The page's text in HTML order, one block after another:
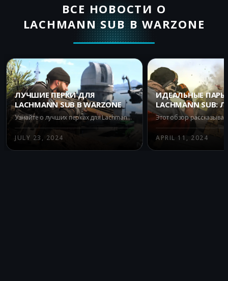
ВСЕ НОВОСТИ О
LACHMANN SUB В WARZONE
ЛУЧШИЕ ПЕРКИ ДЛЯ
LACHMANN SUB В WARZONE
Узнайте о лучших перках для Lachmann Sub в Warzone. Повышайте мобильность, скорость и выживаемость с Double Time, Fast Hands, Quick Fix и Ghost. Оптимизируйте вашу игру с этим надежным пистолетом-пулеметом.
JULY 23, 2024
ИДЕАЛЬНЫЕ
LACHMANN SUB:
ОРУЖИЯ В
APRIL 11, 2024